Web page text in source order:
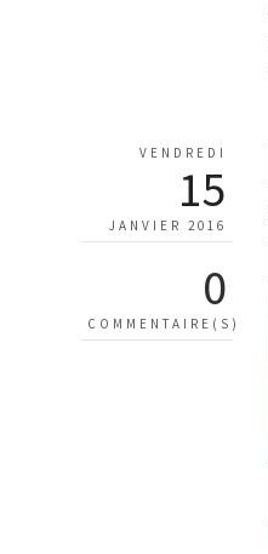
VENDREDI
15
JANVIER 2016
0
COMMENTAIRE(S)